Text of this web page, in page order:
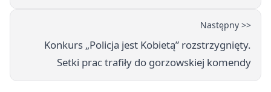
Następny >>
Konkurs „Policja jest Kobietą” rozstrzygnięty.
Setki prac trafiły do gorzowskiej komendy